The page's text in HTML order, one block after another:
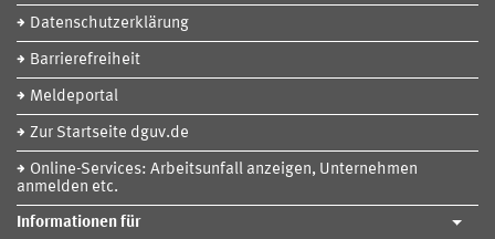
Datenschutzerklärung
Barrierefreiheit
Meldeportal
Zur Startseite dguv.de
Online-Services: Arbeitsunfall anzeigen, Unternehmen
anmelden etc.
Informationen für